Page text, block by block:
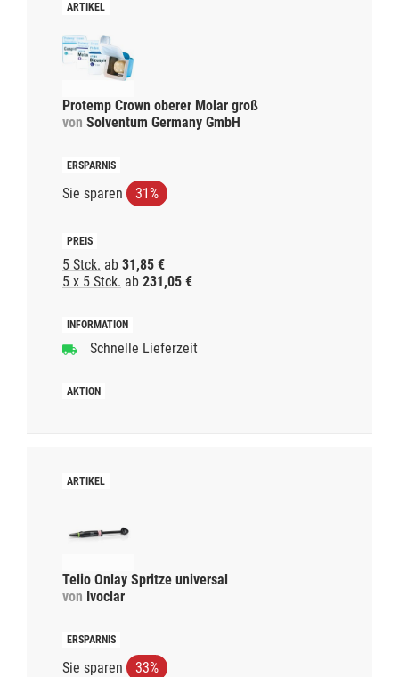
Protemp Crown oberer Molar groß
von Solventum Germany GmbH
Sie sparen 31%
5 Stck. ab 31,85 €
5 x 5 Stck. ab 231,05 €
Schnelle Lieferzeit
Telio Onlay Spritze universal
von Ivoclar
Sie sparen 33%